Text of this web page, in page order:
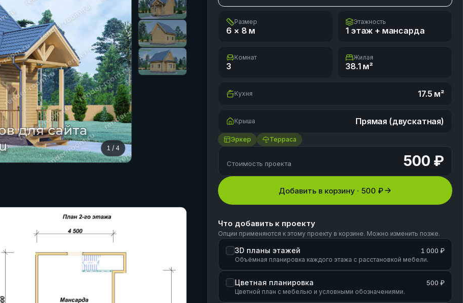
1 /4
Размер
6 × 8 м
Этажность
1 этаж + мансарда
Комнат
3
Жилая
38.1 м²
Кухня 17.5 м²
Крыша Прямая (двускатная)
Эркер Терраса
Стоимость проекта 500 ₽
Добавить в корзину · 500 ₽
Что добавить к проекту
Опции применяются к этому проекту в корзине. Можно изменить позже.
3D планы этажей 1 000 ₽
Объёмная планировка каждого этажа с расстановкой мебели.
Цветная планировка 500 ₽
Цветной план с мебелью и условными обозначениями.